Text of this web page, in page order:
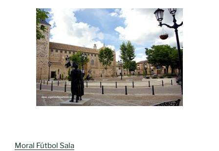
Moral Fútbol Sala